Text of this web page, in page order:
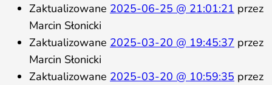
Zaktualizowane 2025-06-25 @ 21:01:21 przez
Marcin Słonicki
Zaktualizowane 2025-03-20 @ 19:45:37 przez
Marcin Słonicki
Zaktualizowane 2025-03-20 @ 10:59:35 przez